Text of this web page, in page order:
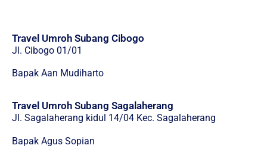
Travel Umroh Subang Cibogo
Jl. Cibogo 01/01
Bapak Aan Mudiharto
Travel Umroh Subang Sagalaherang
Jl. Sagalaherang kidul 14/04 Kec. Sagalaherang
Bapak Agus Sopian